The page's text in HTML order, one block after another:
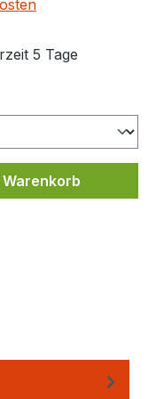
5 Tage
Warenkorb